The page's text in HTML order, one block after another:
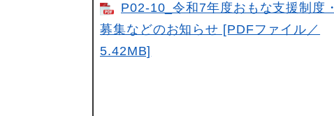
P02-10_令和7年度おもな支援制度・
募集などのお知らせ [PDFファイル／
5.42MB]